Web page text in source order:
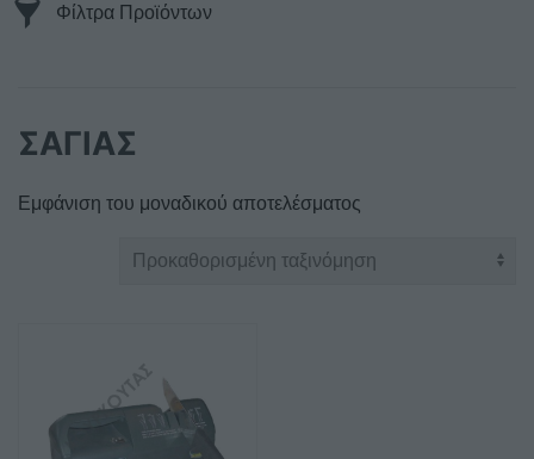
Φίλτρα Προϊόντων
ΣΑΓΙΑΣ
Εμφάνιση του μοναδικού αποτελέσματος